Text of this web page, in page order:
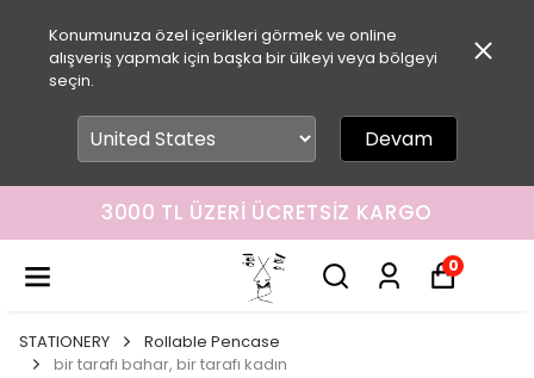
Konumunuza özel içerikleri görmek ve online
alışveriş yapmak için başka bir ülkeyi veya bölgeyi
seçin.
Devam
3000 TL ÜZERI ÜCRETSIZ KARGO
0
STATIONERY
Rollable Pencase
bir tarafı bahar, bir tarafı kadın